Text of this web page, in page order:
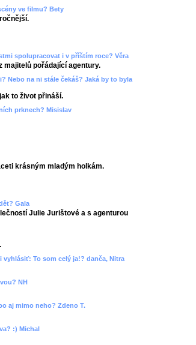
ve filmu? Bety
spolupracovat i v příštím roce? Věra
majitelů pořádající agentury.
Nebo na ni stále čekáš? Jaká by to byla
to život přináší.
prknech? Misislav
krásným mladým holkám.
Gala
Julie Jurištové a s agenturou
To som celý ja!? danča, Nitra
NH
aj mimo neho? Zdeno T.
:) Michal